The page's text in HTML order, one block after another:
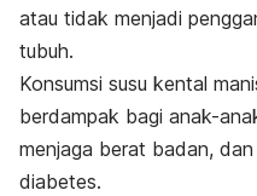
atau tidak menjadi
tubuh.
Konsumsi susu kental
berdampak bagi anak-
menjaga berat badan,
diabetes.